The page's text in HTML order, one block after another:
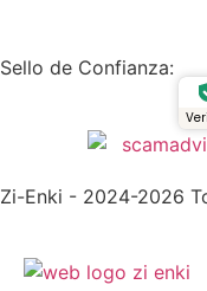
Sello de Confianza:
Zi-Enki - 2024-2026